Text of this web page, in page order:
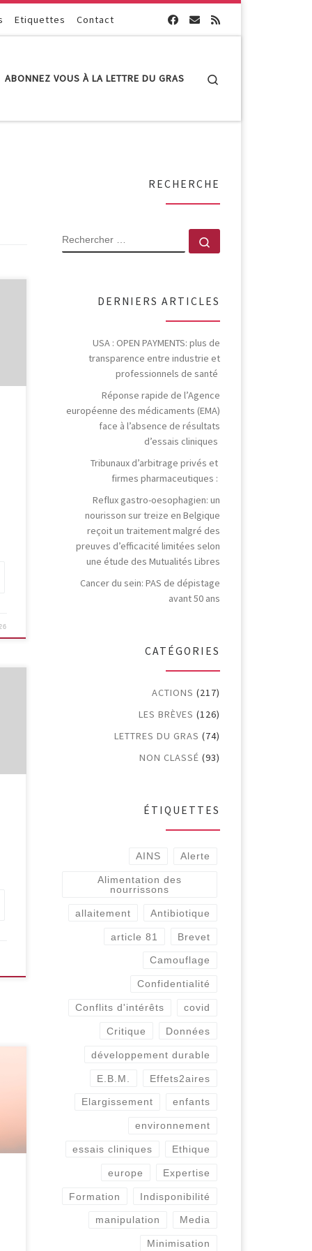
Etiquettes Contact
ABONNEZ VOUS À LA LETTRE DU GRAS
RECHERCHE
RECHERCHER
DERNIERS ARTICLES
USA : OPEN PAYMENTS: plus de
transparence entre industrie et
professionnels de santé
Réponse rapide de l’Agence
européenne des médicaments (EMA)
face à l’absence de résultats
d’essais cliniques
Tribunaux d’arbitrage privés et
firmes pharmaceutiques :
Reflux gastro-oesophagien: un
nourisson sur treize en Belgique
reçoit un traitement malgré des
preuves d’efficacité limitées selon
une étude des Mutualités Libres
Cancer du sein: PAS de dépistage
avant 50 ans
CATÉGORIES
ACTIONS (217)
LES BRÈVES (126)
LETTRES DU GRAS (74)
NON CLASSÉ (93)
ÉTIQUETTES
AINS Alerte
Alimentation des
nourrissons
allaitement Antibiotique
article 81 Brevet
Camouflage
Confidentialité
Conflits d'intérêts covid
Critique Données
développement durable
E.B.M. Effets2aires
Elargissement enfants
environnement
essais cliniques Ethique
europe Expertise
Formation Indisponibilité
manipulation Media
Minimisation